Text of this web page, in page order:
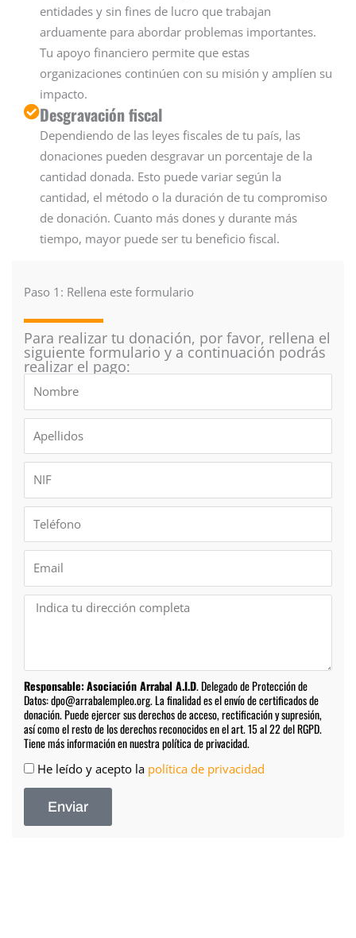
entidades y sin fines de lucro que trabajan
arduamente para abordar problemas importantes.
Tu apoyo financiero permite que estas
organizaciones continúen con su misión y amplíen su
impacto.
Desgravación fiscal
Dependiendo de las leyes fiscales de tu país, las
donaciones pueden desgravar un porcentaje de la
cantidad donada. Esto puede variar según la
cantidad, el método o la duración de tu compromiso
de donación. Cuanto más dones y durante más
tiempo, mayor puede ser tu beneficio fiscal.
Paso 1: Rellena este formulario
Para realizar tu donación, por favor, rellena el
siguiente formulario y a continuación podrás
realizar el pago:
r
l
d
s
f
a
e
c
c
i
ó
n
Responsable:Asociación Arrabal A.I.D. Delegado de Protección de
Datos: dpo@arrabalempleo.org. La finalidad es el envío de certificados de
donación. Puede ejercer sus derechos de acceso, rectificación y supresión,
así como el resto de los derechos reconocidos en el art. 15 al 22 del RGPD.
Tiene más información en nuestra política de privacidad.
A
c
p
He leído y acepto la política de privacidad
Enviar